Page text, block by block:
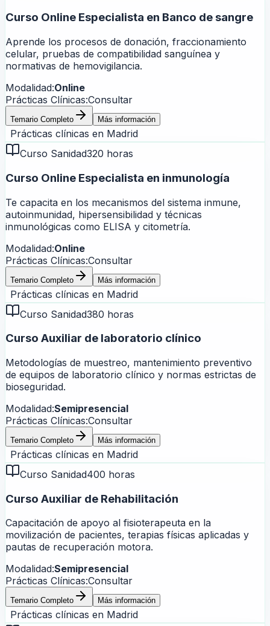
Curso Online Especialista en Banco de sangre
Aprende los procesos de donación, fraccionamiento
celular, pruebas de compatibilidad sanguínea y
normativas de hemovigilancia.
Modalidad:Online
Prácticas Clínicas:Consultar
Temario Completo Más información
Prácticas clínicas en Madrid
Curso Sanidad320 horas
Curso Online Especialista en inmunología
Te capacita en los mecanismos del sistema inmune,
autoinmunidad, hipersensibilidad y técnicas
inmunológicas como ELISA y citometría.
Modalidad:Online
Prácticas Clínicas:Consultar
Temario Completo Más información
Prácticas clínicas en Madrid
Curso Sanidad380 horas
Curso Auxiliar de laboratorio clínico
Metodologías de muestreo, mantenimiento preventivo
de equipos de laboratorio clínico y normas estrictas de
bioseguridad.
Modalidad:Semipresencial
Prácticas Clínicas:Consultar
Temario Completo Más información
Prácticas clínicas en Madrid
Curso Sanidad400 horas
Curso Auxiliar de Rehabilitación
Capacitación de apoyo al fisioterapeuta en la
movilización de pacientes, terapias físicas aplicadas y
pautas de recuperación motora.
Modalidad:Semipresencial
Prácticas Clínicas:Consultar
Temario Completo Más información
Prácticas clínicas en Madrid